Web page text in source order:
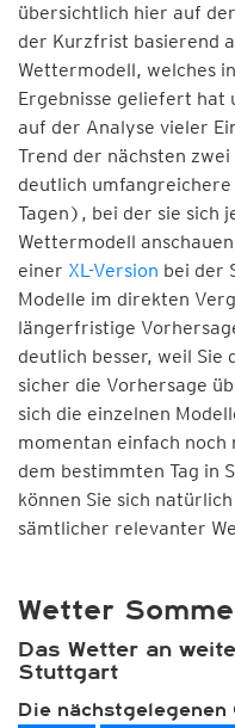
übersichtlich hier auf der
der Kurzfrist basierend
Wettermodell, welches
Ergebnisse geliefert
auf der Analyse vieler
Trend der nächsten
deutlich umfangreichere
Tagen), bei der sie sich
Wettermodell
einer XL-Version bei der
Modelle im direkten
längerfristige
deutlich besser, weil Sie
sicher die Vorhersage
sich die einzelnen
momentan einfach noch
dem bestimmten Tag in
können Sie sich
sämtlicher relevanter
Wetter
Das Wetter an
Stuttgart
Die nächstgelegenen